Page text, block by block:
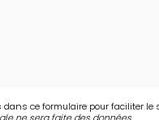
ce formulaire pour faciliter le